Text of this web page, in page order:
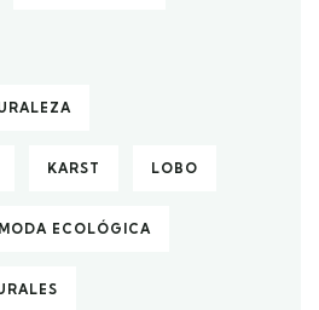
KARST LOBO
MODA ECOLÓGICA